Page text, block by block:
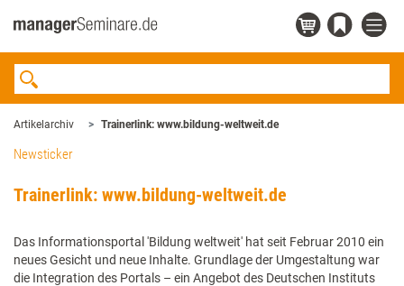
Artikelarchiv Trainerlink: www.bildung-weltweit.de
Newsticker
Trainerlink: www.bildung-weltweit.de
Das Informationsportal 'Bildung weltweit' hat seit Februar 2010 ein
neues Gesicht und neue Inhalte. Grundlage der Umgestaltung war
die Integration des Portals – ein Angebot des Deutschen Instituts